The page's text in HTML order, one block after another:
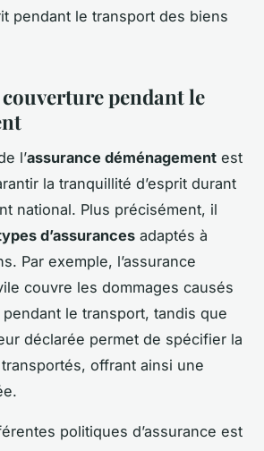
pendant le transport des biens
pendant le
l’assurance déménagement est
la tranquillité d’esprit durant
national. Plus précisément, il
d’assurances adaptés à
Par exemple, l’assurance
couvre les dommages causés
le transport, tandis que
déclarée permet de spécifier la
offrant ainsi une
politiques d’assurance est